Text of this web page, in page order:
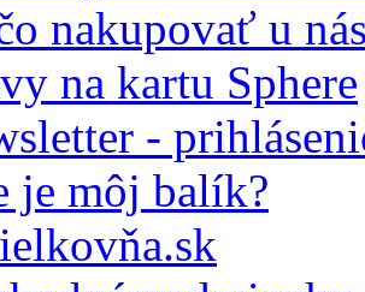
nakupovať u
na kartu Sphere
-
je môj balík?